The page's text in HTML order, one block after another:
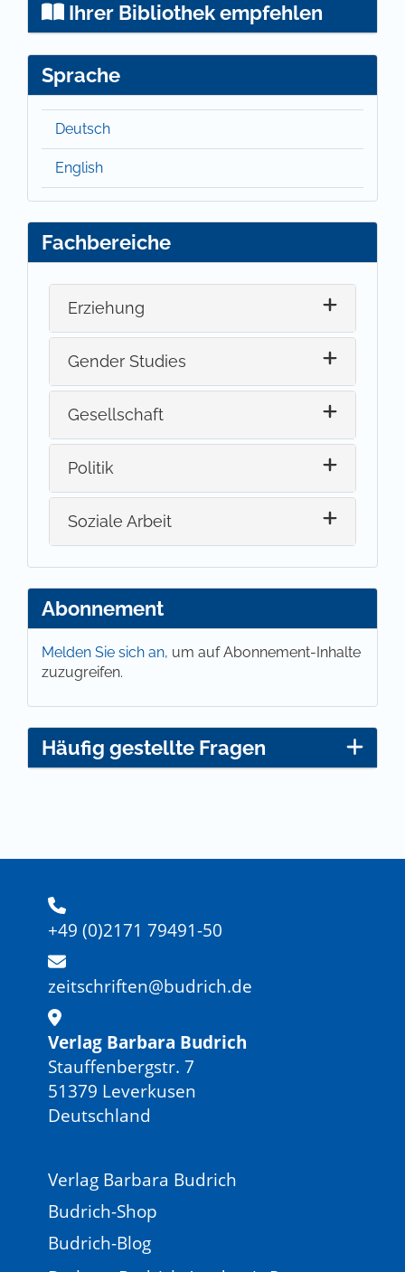
Ihrer Bibliothek empfehlen
Sprache
Deutsch
English
Fachbereiche
Erziehung
Gender Studies
Gesellschaft
Politik
Soziale Arbeit
Abonnement
Melden Sie sich an, um auf Abonnement-Inhalte
zuzugreifen.
Häufig gestellte Fragen
+49 (0)2171 79491-50
zeitschriften@budrich.de
Verlag Barbara Budrich
Stauffenbergstr. 7
51379 Leverkusen
Deutschland
Verlag Barbara Budrich
Budrich-Shop
Budrich-Blog